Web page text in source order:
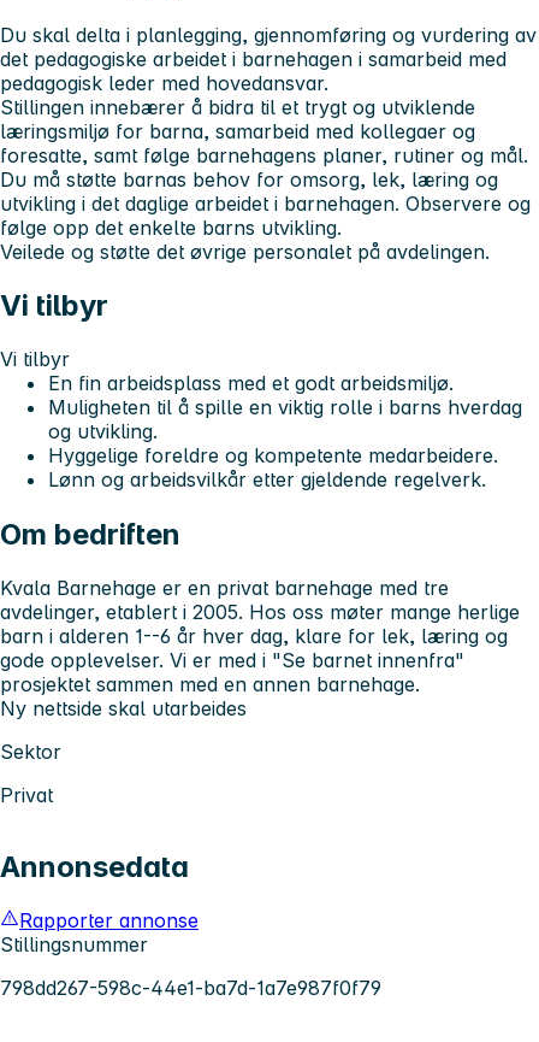
Du skal delta i planlegging, gjennomføring og vurdering av
det pedagogiske arbeidet i barnehagen i samarbeid med
pedagogisk leder med hovedansvar.
Stillingen innebærer å bidra til et trygt og utviklende
læringsmiljø for barna, samarbeid med kollegaer og
foresatte, samt følge barnehagens planer, rutiner og mål.
Du må støtte barnas behov for omsorg, lek, læring og
utvikling i det daglige arbeidet i barnehagen. Observere og
følge opp det enkelte barns utvikling.
Veilede og støtte det øvrige personalet på avdelingen.
Vi tilbyr
Vi tilbyr
En fin arbeidsplass med et godt arbeidsmiljø.
Muligheten til å spille en viktig rolle i barns hverdag
og utvikling.
Hyggelige foreldre og kompetente medarbeidere.
Lønn og arbeidsvilkår etter gjeldende regelverk.
Om bedriften
Kvala Barnehage er en privat barnehage med tre
avdelinger, etablert i 2005. Hos oss møter mange herlige
barn i alderen 1--6 år hver dag, klare for lek, læring og
gode opplevelser. Vi er med i "Se barnet innenfra"
prosjektet sammen med en annen barnehage.
Ny nettside skal utarbeides
Sektor
Privat
Annonsedata
Rapporter annonse
Stillingsnummer
798dd267-598c-44e1-ba7d-1a7e987f0f79